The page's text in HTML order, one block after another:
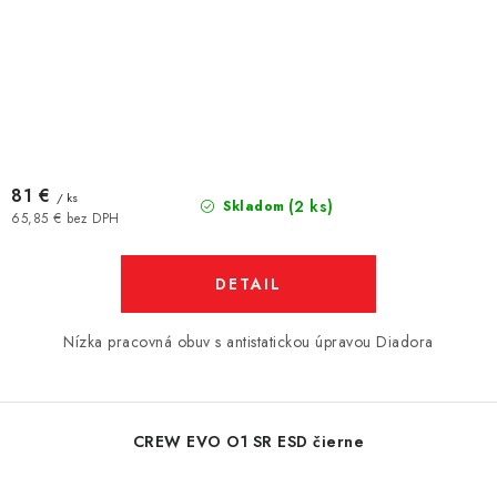
Skladom (2 ks)
65,85 € bez DPH
81 € / ks
DETAIL
Nízka pracovná obuv s antistatickou úpravou Diadora
CREW EVO O1 SR ESD čierne